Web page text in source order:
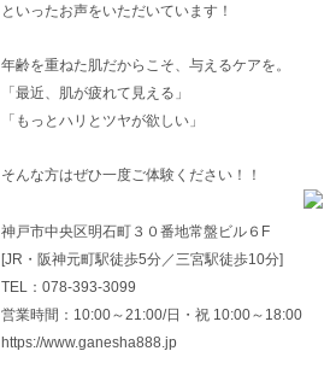
といったお声をいただいています！
年齢を重ねた肌だからこそ、与えるケアを。
「最近、肌が疲れて見える」
「もっとハリとツヤが欲しい」
そんな方はぜひ一度ご体験ください！！
神戸市中央区明石町３０番地常盤ビル６F
[JR・阪神元町駅徒歩5分／三宮駅徒歩10分]
TEL：078-393-3099
営業時間：10:00～21:00/日・祝 10:00～18:00
https://www.ganesha888.jp